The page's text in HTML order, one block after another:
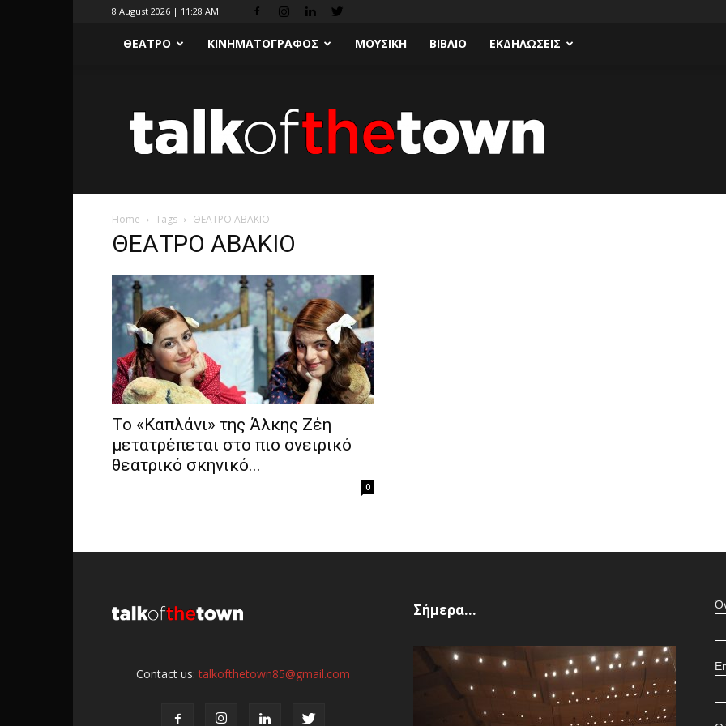
8 August 2026 | 11:28 AM
ΘΕΑΤΡΟ ΚΙΝΗΜΑΤΟΓΡΑΦΟΣ ΜΟΥΣΙΚΗ ΒΙΒΛΙΟ ΕΚΔΗΛΩΣΕΙΣ
Home Tags ΘΕΑΤΡΟ ΑΒΑΚΙΟ
ΘΕΑΤΡΟ ΑΒΑΚΙΟ
Το «Καπλάνι» της Άλκης Ζέη
μετατρέπεται στο πιο ονειρικό
θεατρικό σκηνικό...
0
Contact us:talkofthetown85@gmail.com
Σήμερα...